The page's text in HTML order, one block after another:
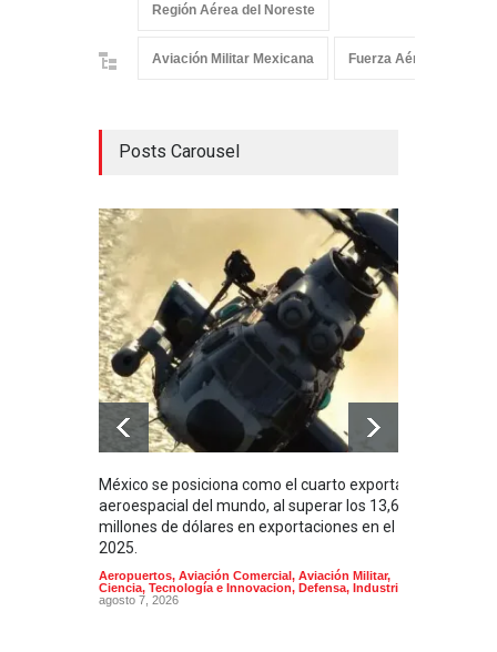
Región Aérea del Noreste
Aviación Militar Mexicana Fuerza Aérea Mexicana
Posts Carousel
México se posiciona como el cuarto exportador
aeroespacial del mundo, al superar los 13,600
millones de dólares en exportaciones en el
2025.
Aeropuertos, Aviación Comercial, Aviación Militar,
Ciencia, Tecnología e Innovacion, Defensa, Industria
agosto 7, 2026